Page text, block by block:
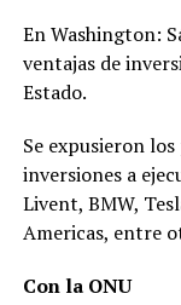
En Washington:
ventajas de
Estado.
Se expusieron
inversiones a
Livent, BMW,
Americas, entre
Con la ONU